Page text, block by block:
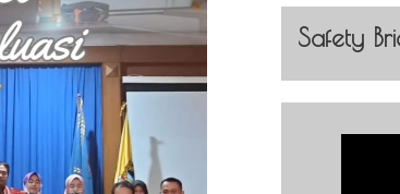
Safety